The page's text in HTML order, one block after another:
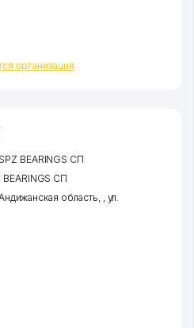
организация
SPZ BEARINGS СП
BEARINGS СП
область, , ул.